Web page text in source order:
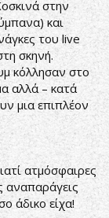
στην
και
του live
σκηνή.
κόλλησαν στο
αλλά – κατά
μια επιπλέον
ατμόσφαιρες
αναπαράγεις
άδικο είχα!